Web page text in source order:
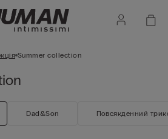
Summer collection
Dad&Son Повсякденний